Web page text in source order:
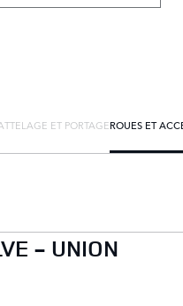
ET PORTAGEROUES ET
- UNION